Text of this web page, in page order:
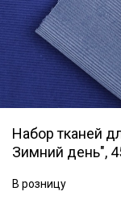
Набор тканей
Зимний день",
В розницу